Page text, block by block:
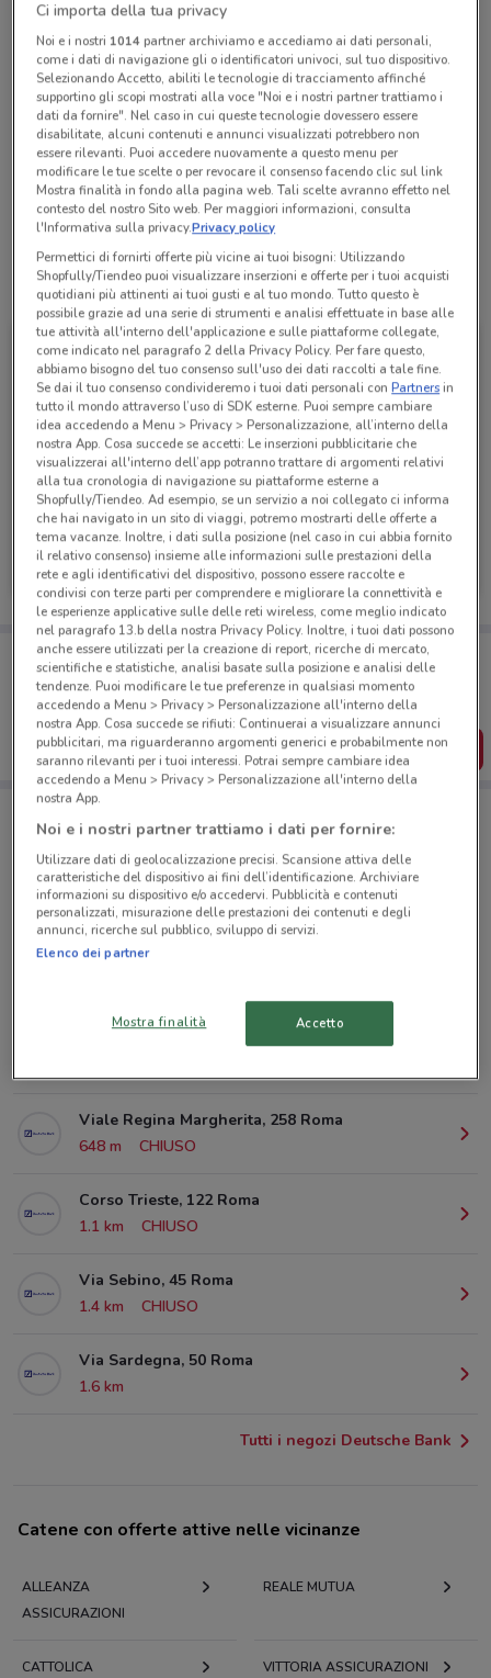
Chiama il negozio
Lunedì 08:20 / 13:20 - 14:40 / 16:30
Martedì 08:20 / 13:20 - 14:40 / 16:30
Mercoledì 08:20 / 13:20 - 14:40 / 16:30
Giovedì 08:20 / 13:20 - 14:40 / 16:30
Venerdì 08:20 / 13:20 - 14:40 / 16:30
Sabato Chiuso
Domenica Chiuso
06 5595173
Sportello Bancario 806 Di Roma - Private Banking -
Piccole E Medie Imprese
Tutte le promozioni di questo negozio
Deutsche Bank
Scade il 31/08
Porta DoveConviene sempre con te!
Puoi trovare le migliori offerte dei negozi vicino a te,
salvarle e creare la tua lista del risparmio, comodamente
dal tuo cellulare.
SCARICA L’APP
Negozi Deutsche Bank a Roma
Viale Ippocrate, 98 Roma
Viale Regina Margherita, 258 Roma
648 m
CHIUSO
Corso Trieste, 122 Roma
1.1 km
CHIUSO
Via Sebino, 45 Roma
1.4 km
CHIUSO
Via Sardegna, 50 Roma
1.6 km
Tutti i negozi Deutsche Bank
Catene con offerte attive nelle vicinanze
ALLEANZA
ASSICURAZIONI
REALE MUTUA
CATTOLICA VITTORIA ASSICURAZIONI
Ci importa della tua privacy
Noi e i nostri 1014partner archiviamo e accediamo ai dati personali,
come i dati di navigazione gli o identificatori univoci, sul tuo dispositivo.
Selezionando Accetto, abiliti le tecnologie di tracciamento affinché
supportino gli scopi mostrati alla voce "Noi e i nostri partner trattiamo i
dati da fornire". Nel caso in cui queste tecnologie dovessero essere
disabilitate, alcuni contenuti e annunci visualizzati potrebbero non
essere rilevanti. Puoi accedere nuovamente a questo menu per
modificare le tue scelte o per revocare il consenso facendo clic sul link
Mostra finalità in fondo alla pagina web. Tali scelte avranno effetto nel
contesto del nostro Sito web. Per maggiori informazioni, consulta
l'Informativa sulla privacy.Privacy policy
Permettici di fornirti offerte più vicine ai tuoi bisogni: Utilizzando
Shopfully/Tiendeo puoi visualizzare inserzioni e offerte per i tuoi acquisti
quotidiani più attinenti ai tuoi gusti e al tuo mondo. Tutto questo è
possibile grazie ad una serie di strumenti e analisi effettuate in base alle
tue attività all'interno dell'applicazione e sulle piattaforme collegate,
come indicato nel paragrafo 2 della Privacy Policy. Per fare questo,
abbiamo bisogno del tuo consenso sull'uso dei dati raccolti a tale fine.
Se dai il tuo consenso condivideremo i tuoi dati personali conPartnersin
tutto il mondo attraverso l’uso di SDK esterne. Puoi sempre cambiare
idea accedendo a Menu > Privacy > Personalizzazione, all’interno della
nostra App. Cosa succede se accetti: Le inserzioni pubblicitarie che
visualizzerai all'interno dell’app potranno trattare di argomenti relativi
alla tua cronologia di navigazione su piattaforme esterne a
Shopfully/Tiendeo. Ad esempio, se un servizio a noi collegato ci informa
che hai navigato in un sito di viaggi, potremo mostrarti delle offerte a
tema vacanze. Inoltre, i dati sulla posizione (nel caso in cui abbia fornito
il relativo consenso) insieme alle informazioni sulle prestazioni della
rete e agli identificativi del dispositivo, possono essere raccolte e
condivisi con terze parti per comprendere e migliorare la connettività e
le esperienze applicative sulle delle reti wireless, come meglio indicato
nel paragrafo 13.b della nostra Privacy Policy. Inoltre, i tuoi dati possono
anche essere utilizzati per la creazione di report, ricerche di mercato,
scientifiche e statistiche, analisi basate sulla posizione e analisi delle
tendenze. Puoi modificare le tue preferenze in qualsiasi momento
accedendo a Menu > Privacy > Personalizzazione all'interno della
nostra App. Cosa succede se rifiuti: Continuerai a visualizzare annunci
pubblicitari, ma riguarderanno argomenti generici e probabilmente non
saranno rilevanti per i tuoi interessi. Potrai sempre cambiare idea
accedendo a Menu > Privacy > Personalizzazione all'interno della
nostra App.
Noi e i nostri partner trattiamo i dati per fornire:
Utilizzare dati di geolocalizzazione precisi. Scansione attiva delle
caratteristiche del dispositivo ai fini dell’identificazione. Archiviare
informazioni su dispositivo e/o accedervi. Pubblicità e contenuti
personalizzati, misurazione delle prestazioni dei contenuti e degli
annunci, ricerche sul pubblico, sviluppo di servizi.
Elenco dei partner
Mostra finalità Accetto